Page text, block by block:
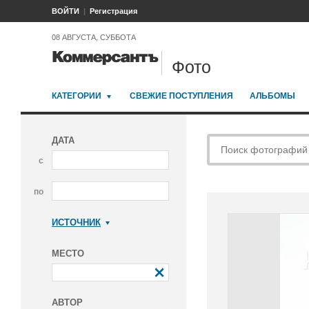
ВОЙТИ Регистрация
08 АВГУСТА, СУББОТА
Фото
КАТЕГОРИИ СВЕЖИЕ ПОСТУПЛЕНИЯ АЛЬБОМЫ
ДАТА
с
по
ИСТОЧНИК
МЕСТО
АВТОР